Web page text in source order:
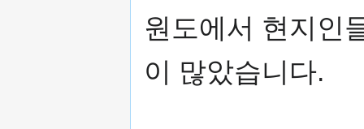
원도에서 현지인
이 많았습니다.